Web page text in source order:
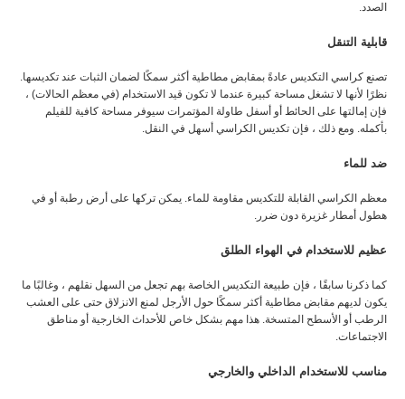
الصدد.
قابلية التنقل
تصنع كراسي التكديس عادةً بمقابض مطاطية أكثر سمكًا لضمان الثبات عند تكديسها.
نظرًا لأنها لا تشغل مساحة كبيرة عندما لا تكون قيد الاستخدام (في معظم الحالات) ،
فإن إمالتها على الحائط أو أسفل طاولة المؤتمرات سيوفر مساحة كافية للفيلم
بأكمله. ومع ذلك ، فإن تكديس الكراسي أسهل في النقل.
ضد للماء
معظم الكراسي القابلة للتكديس مقاومة للماء. يمكن تركها على أرض رطبة أو في
هطول أمطار غزيرة دون ضرر.
عظيم للاستخدام في الهواء الطلق
كما ذكرنا سابقًا ، فإن طبيعة التكديس الخاصة بهم تجعل من السهل نقلهم ، وغالبًا ما
يكون لديهم مقابض مطاطية أكثر سمكًا حول الأرجل لمنع الانزلاق حتى على العشب
الرطب أو الأسطح المتسخة. هذا مهم بشكل خاص للأحداث الخارجية أو مناطق
الاجتماعات.
مناسب للاستخدام الداخلي والخارجي